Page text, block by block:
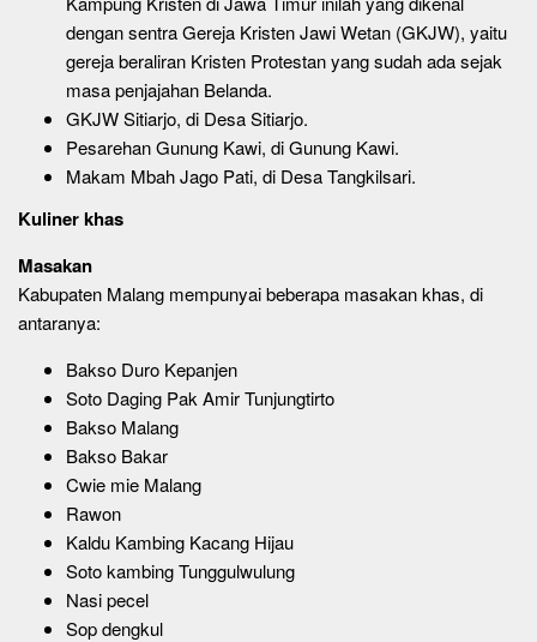
dengan sentra Gereja Kristen Jawi Wetan (GKJW), yaitu
gereja beraliran Kristen Protestan yang sudah ada sejak
masa penjajahan Belanda.
GKJW Sitiarjo, di Desa Sitiarjo.
Pesarehan Gunung Kawi, di Gunung Kawi.
Makam Mbah Jago Pati, di Desa Tangkilsari.
Kuliner khas
Masakan
Kabupaten Malang mempunyai beberapa masakan khas, di
antaranya:
Bakso Duro Kepanjen
Soto Daging Pak Amir Tunjungtirto
Bakso Malang
Bakso Bakar
Cwie mie Malang
Rawon
Kaldu Kambing Kacang Hijau
Soto kambing Tunggulwulung
Nasi pecel
Sop dengkul